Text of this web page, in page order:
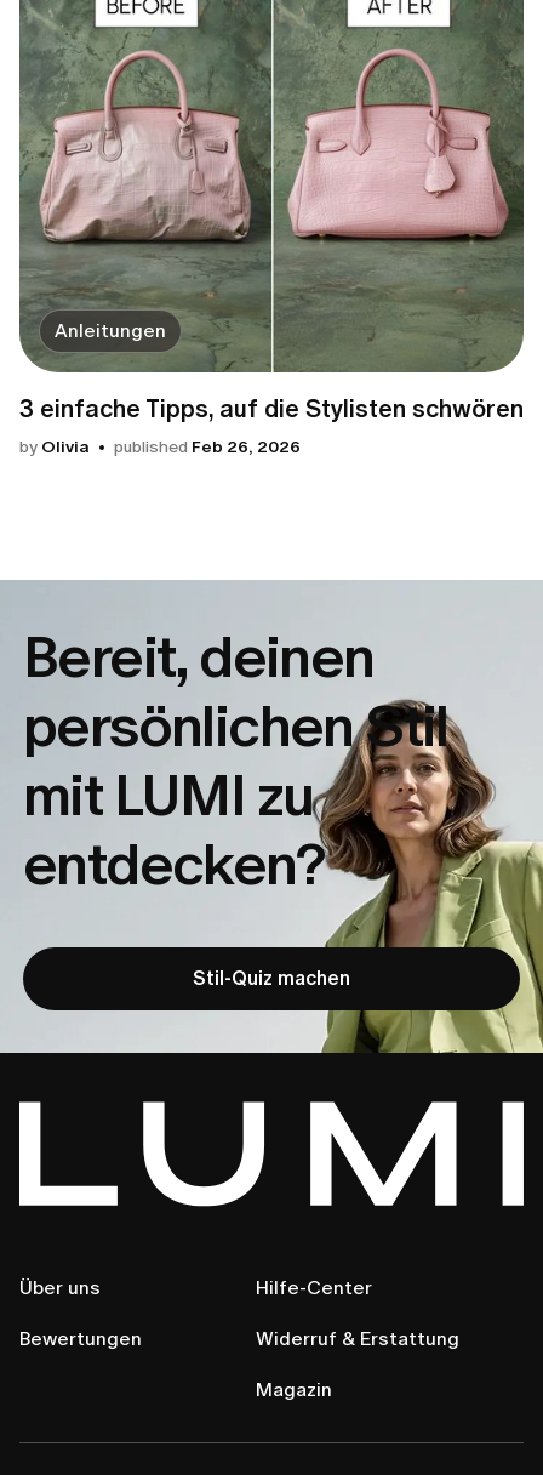
Anleitungen
3 einfache Tipps, auf die Stylisten schwören
by Olivia published Feb 26, 2026
Bereit, deinen
persönlichen Stil
mit LUMI zu
entdecken?
Stil-Quiz machen
Über uns
Bewertungen
Hilfe-Center
Widerruf & Erstattung
Magazin